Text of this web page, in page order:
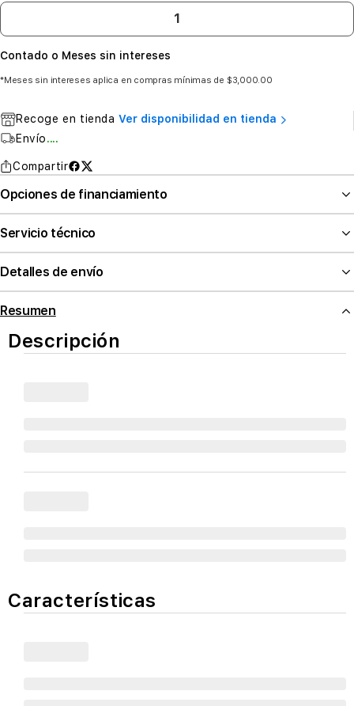
Contado o Meses sin intereses
*Meses sin intereses aplica en compras mínimas de $3,000.00
Recoge en tienda Ver disponibilidad en tienda
Envío....
Compartir
Opciones de financiamiento
Servicio técnico
Detalles de envío
Resumen
Descripción
Características